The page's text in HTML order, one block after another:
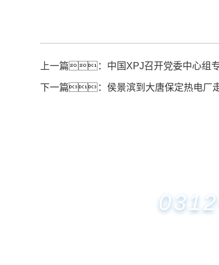
上一篇： 中国XPJ召开党委中心组
下一篇：侯景滨到大唐保定热电厂